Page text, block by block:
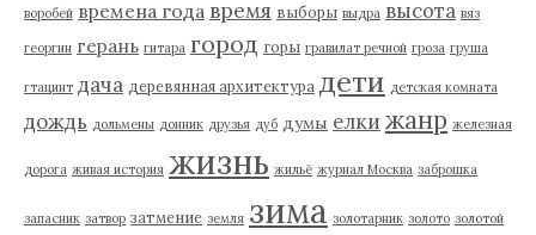
воробей времена года время выборы выдра высота вяз
георгин герань гитара город горы гравилат речной гроза груша
гтацинт дача деревянная архитектура дети детская комната
дождь дольмены донник друзья дуб думы елки жанр железная
дорога живая история жизнь жильё журнал Москва заброшка
запасник затвор затмение земля зима золотарник золото золотой